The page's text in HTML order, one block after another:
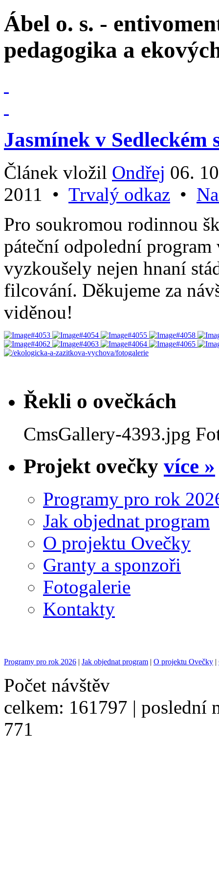
Ábel o. s. -
pedagogika a
Jasmínek v Sedleckém
Článek vložil Ondřej 06.
2011 • Trvalý odkaz •
Pro soukromou rodinnou
páteční odpolední
vyzkoušely nejen hnaní
filcování. Děkujeme za
viděnou!
Řekli o ovečkách
CmsGallery-4393.jpg
Projekt ovečky více »
Programy pro rok
Jak objednat program
O projektu Ovečky
Granty a sponzoři
Fotogalerie
Kontakty
Programy pro rok 2026 | Jak objednat program | O projektu Ovečky |
Počet návštěv
celkem: 161797 | poslední
771